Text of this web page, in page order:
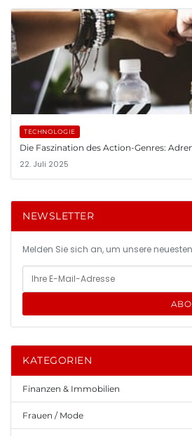
TECHNOLOGIE
Die Faszination des Action-Genres:
22. Juli 2025
NEWSLETTER
Melden Sie sich an, um unsere
KATEGORIEN
Finanzen & Immobilien
Frauen / Mode